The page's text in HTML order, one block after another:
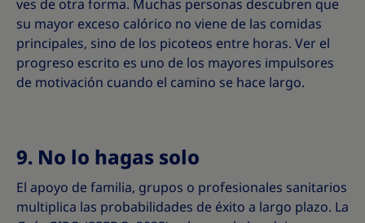
ves de otra forma. Muchas personas descubren que
su mayor exceso calórico no viene de las comidas
principales, sino de los picoteos entre horas. Ver el
progreso escrito es uno de los mayores impulsores
de motivación cuando el camino se hace largo.
9. No lo hagas solo
El apoyo de familia, grupos o profesionales sanitarios
multiplica las probabilidades de éxito a largo plazo. La